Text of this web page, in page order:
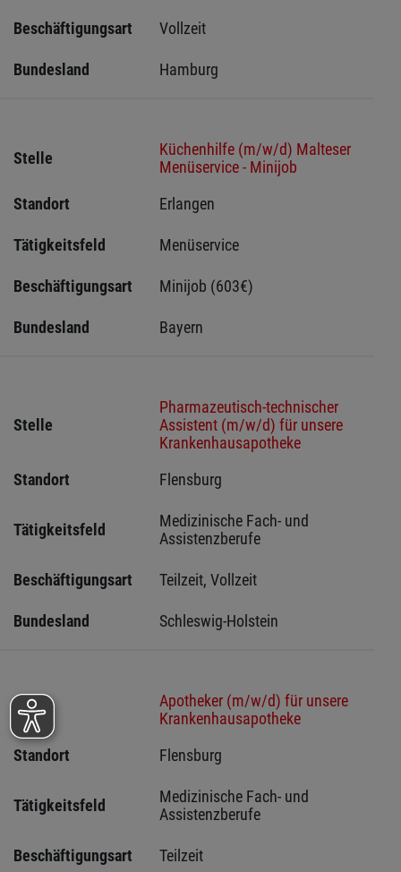
Beschäftigungsart Vollzeit
Bundesland Hamburg
Stelle
Küchenhilfe (m/w/d) Malteser
Menüservice - Minijob
Standort
Erlangen
Tätigkeitsfeld Menüservice
Beschäftigungsart Minijob (603€)
Bundesland Bayern
Stelle
Pharmazeutisch-technischer
Assistent (m/w/d) für unsere
Krankenhausapotheke
Standort
Flensburg
Tätigkeitsfeld
Medizinische Fach- und
Assistenzberufe
Beschäftigungsart Teilzeit, Vollzeit
Bundesland Schleswig-Holstein
Stelle
Apotheker (m/w/d) für unsere
Krankenhausapotheke
Standort
Flensburg
Tätigkeitsfeld
Medizinische Fach- und
Assistenzberufe
Beschäftigungsart Teilzeit